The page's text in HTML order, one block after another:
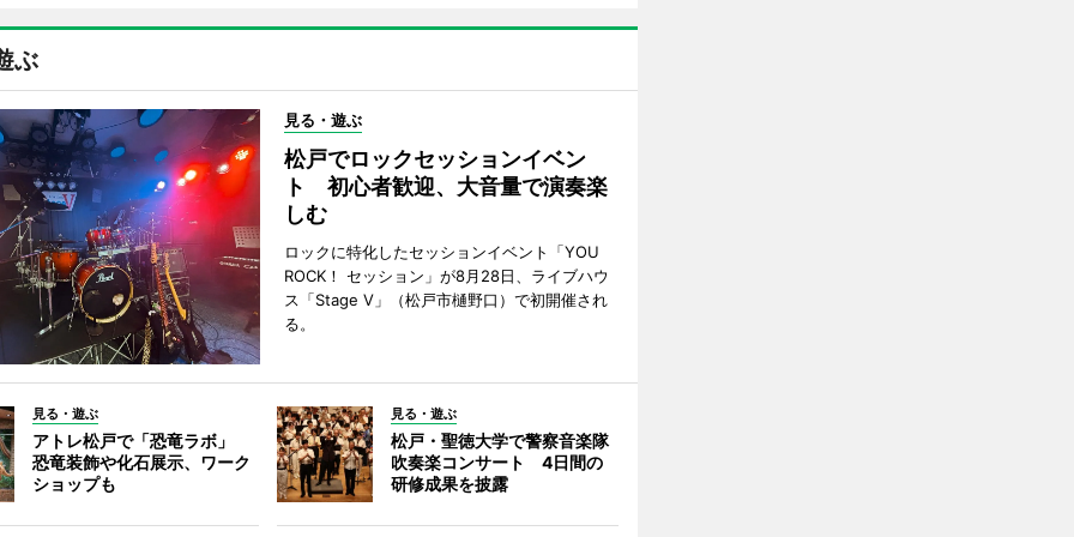
ぶ
見る・遊ぶ
松戸でロックセッションイベン
ト 初心者歓迎、大音量で演奏楽
しむ
ロックに特化したセッションイベント「YOU
ROCK！ セッション」が8月28日、ライブハウ
ス「Stage V」（松戸市樋野口）で初開催され
る。
見る・遊ぶ
アトレ松戸で「恐竜ラボ」
恐竜装飾や化石展示、ワーク
ショップも
見る・遊ぶ
松戸・聖徳大学で警察音楽隊
吹奏楽コンサート 4日間の
研修成果を披露